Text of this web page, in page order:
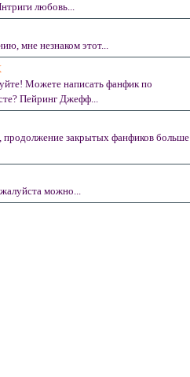
любовь...
мне незнаком этот...
Можете написать фанфик по
Пейринг Джефф...
продолжение закрытых фанфиков больше
можно...